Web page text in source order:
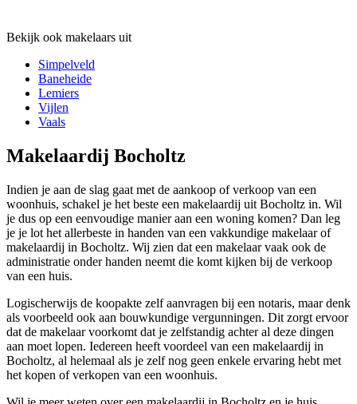
Bekijk ook makelaars uit
Simpelveld
Baneheide
Lemiers
Vijlen
Vaals
Makelaardij Bocholtz
Indien je aan de slag gaat met de aankoop of verkoop van een
woonhuis, schakel je het beste een makelaardij uit Bocholtz in. Wil
je dus op een eenvoudige manier aan een woning komen? Dan leg
je je lot het allerbeste in handen van een vakkundige makelaar of
makelaardij in Bocholtz. Wij zien dat een makelaar vaak ook de
administratie onder handen neemt die komt kijken bij de verkoop
van een huis.
Logischerwijs de koopakte zelf aanvragen bij een notaris, maar denk
als voorbeeld ook aan bouwkundige vergunningen. Dit zorgt ervoor
dat de makelaar voorkomt dat je zelfstandig achter al deze dingen
aan moet lopen. Iedereen heeft voordeel van een makelaardij in
Bocholtz, al helemaal als je zelf nog geen enkele ervaring hebt met
het kopen of verkopen van een woonhuis.